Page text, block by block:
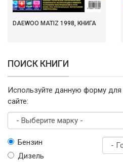
DAEWOO MATIZ 1998, КНИГА
ПОИСК КНИГИ
Используйте данную форму для
сайте:
маркуБензин
Дизель